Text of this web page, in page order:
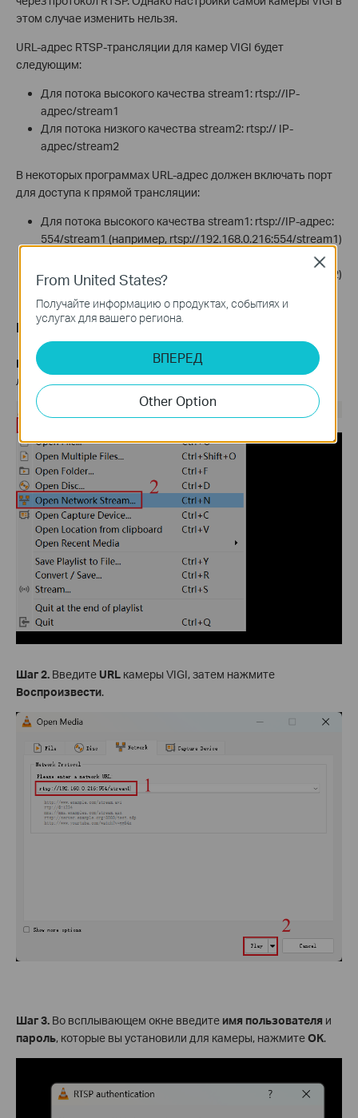
этом случае изменить нельзя.
URL-адрес RTSP-трансляции для камер VIGI будет
следующим:
Для потока высокого качества stream1: rtsp://IP-
адрес/stream1
Для потока низкого качества stream2: rtsp:// IP-
адрес/stream2
В некоторых программах URL-адрес должен включать порт
для доступа к прямой трансляции:
Для потока высокого качества stream1: rtsp://IP-адрес:
554/stream1 (например, rtsp://192.168.0.216:554/stream1)
Для потока низкого качества stream2: rtsp:// IP-адрес:
554/stream2 (например, rtsp://192.168.0.216:554/stream2)
Пример конфигурации: программа VLC
Шаг 1. Откройте программу VLC, нажмите
в верхнем
левом меню и выберите
Шаг 2. Введите URL камеры VIGI, затем нажмите
Воспроизвести.
Шаг 3. Во всплывающем окне введите имя пользователя и
пароль, которые вы установили для камеры, нажмитеOK.
From United States?
Получайте информацию о продуктах, событиях и
услугах для вашего региона.
ВПЕРЕД
Other Option
Close